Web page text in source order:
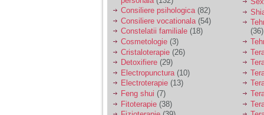
de suferit.
Am o bariera peste
care nu pot trece:
prietena mea a ramas
insarcinata cu o fata.
Am fost de comun
acord sa facem un
copil, cu gandul ca e
baiat.
Consiliere psihologica(82)
Consiliere vocationala (54)
Constelatii familiale (18)
Cosmetologie (3)
Cristaloterapie (26)
Detoxifiere (29)
Electropunctura (10)
Electroterapie (13)
Feng shui (7)
Fitoterapie (38)
(36)